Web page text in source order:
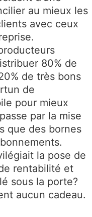
au mieux les
avec ceux
80% de
de très bons
de
pour mieux
par la mise
que des bornes
la pose de
rentabilité et
sous la porte?
aucun cadeau.